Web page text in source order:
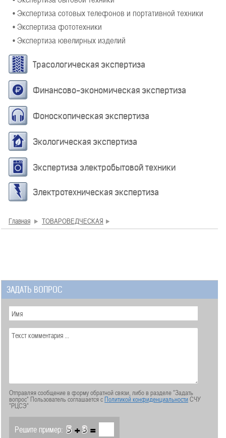
• Экспертиза сотовых телефонов и портативной техники
• Экспертиза фототехники
• Экспертиза ювелирных изделий
Трасологическая экспертиза
Финансово-экономическая экспертиза
Фоноскопическая экспертиза
Экологическая экспертиза
Экспертиза электробытовой техники
Электротехническая экспертиза
Главная ТОВАРОВЕДЧЕСКАЯ
ЗАДАТЬ ВОПРОС
Отправляя сообщение в форму обратной связи, либо в разделе "Задать
вопрос" Пользователь соглашается сПолитикой конфиденциальностиСЧУ
"РЦСЭ"
Решите пример: + =